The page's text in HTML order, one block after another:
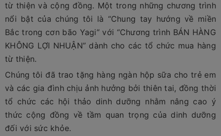
từ thiện và cộng đồng. Một trong những chương trình
nổi bật của chúng tôi là “Chung tay hướng về miền
Bắc trong cơn bão Yagi” với “Chương trình BÁN HÀNG
KHÔNG LỢI NHUẬN” dành cho các tổ chức mua hàng
từ thiện.
Chúng tôi đã trao tặng hàng ngàn hộp sữa cho trẻ em
và các gia đình chịu ảnh hưởng bởi thiên tai, đồng thời
tổ chức các hội thảo dinh dưỡng nhằm nâng cao ý
thức cộng đồng về tầm quan trọng của dinh dưỡng
đối với sức khỏe.